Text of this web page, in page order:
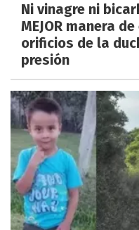
Ni vinagre ni
MEJOR manera
orificios de la
presión